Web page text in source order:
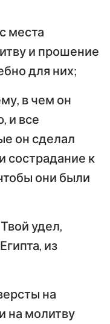
места
и прошение
для них;
в чем он
и все
он сделал
сострадание к
они были
удел,
из
на
на молитву